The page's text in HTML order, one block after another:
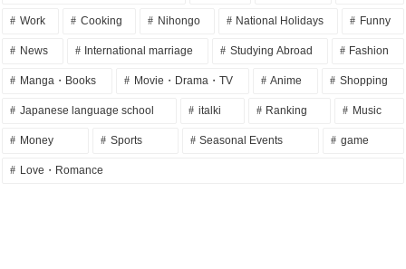
Work Cooking Nihongo National Holidays Funny
News International marriage Studying Abroad Fashion
Manga・Books Movie・Drama・TV Anime Shopping
Japanese language school italki Ranking Music
Money Sports Seasonal Events game
Love・Romance